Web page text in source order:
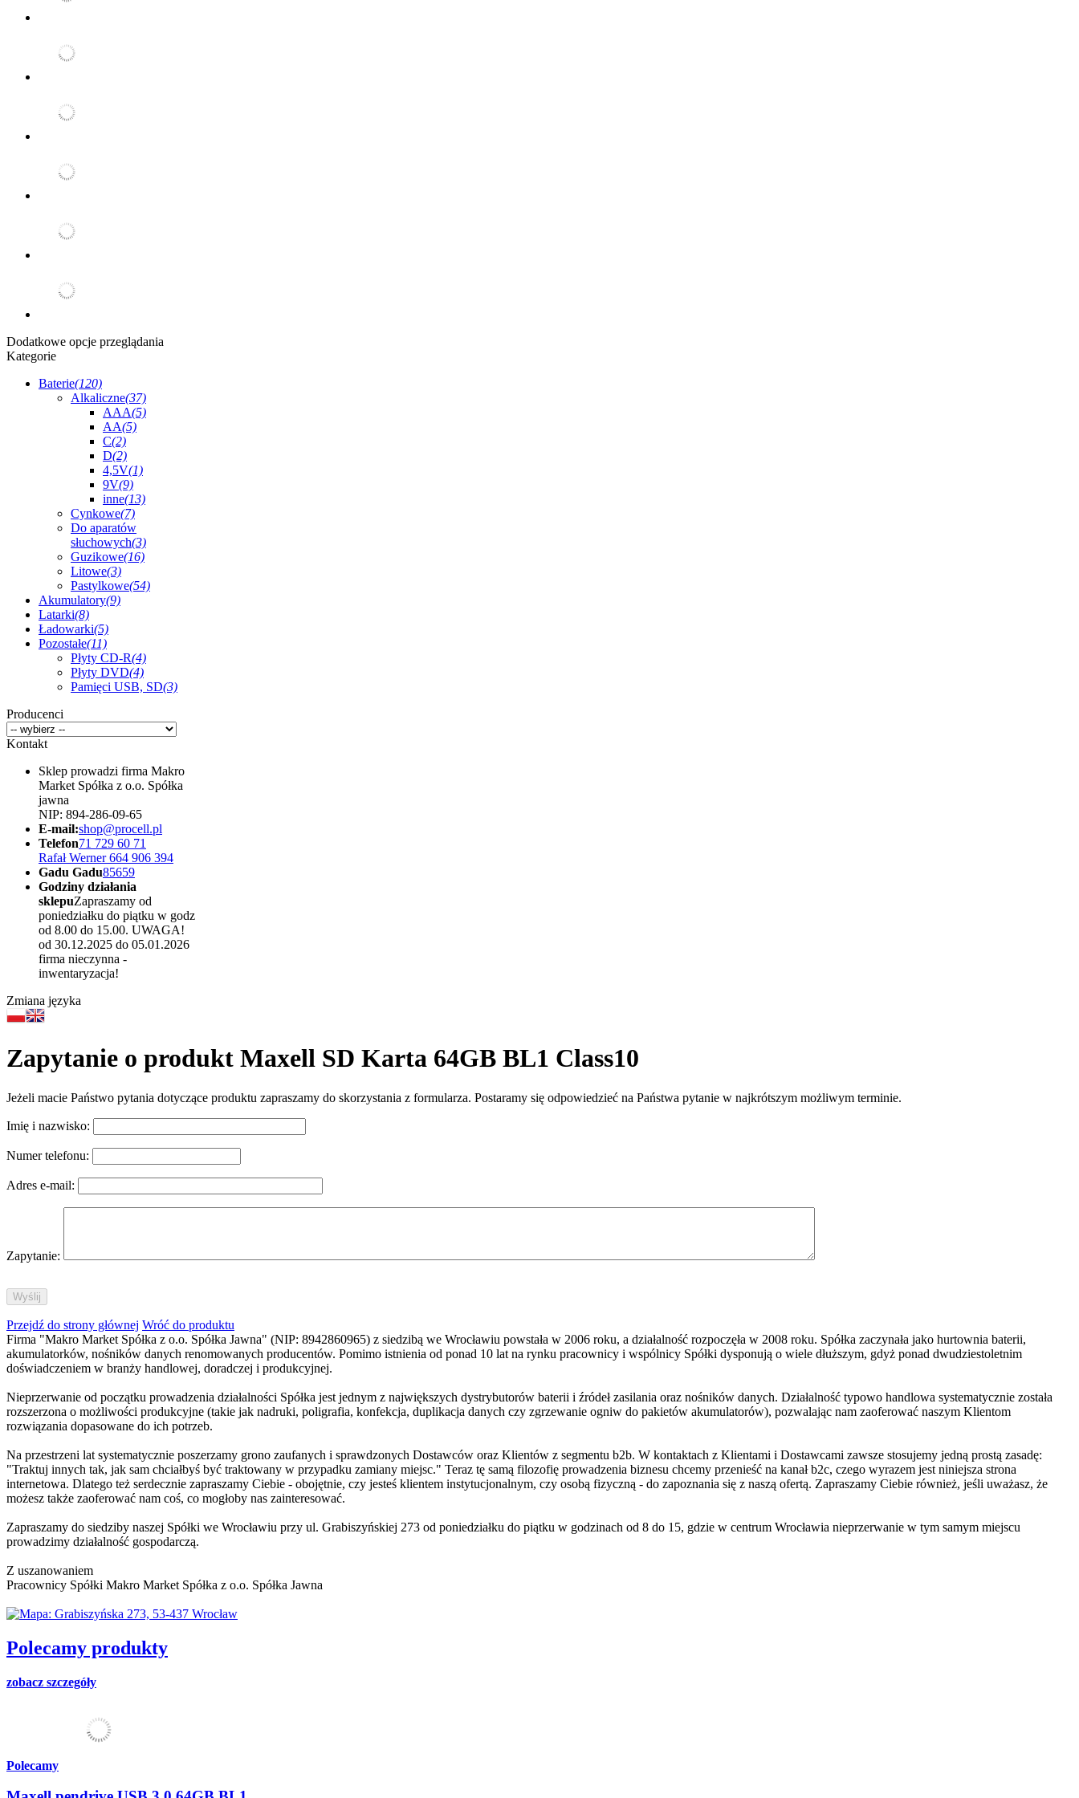
Dodatkowe opcje przeglądania
Kategorie
Baterie(120)
Alkaliczne(37)
AAA(5)
AA(5)
C(2)
D(2)
4,5V(1)
9V(9)
inne(13)
Cynkowe(7)
Do aparatów
słuchowych(3)
Guzikowe(16)
Litowe(3)
Pastylkowe(54)
Akumulatory(9)
Latarki(8)
Ładowarki(5)
Pozostałe(11)
Płyty CD-R(4)
Płyty DVD(4)
Pamięci USB, SD(3)
Producenci
Kontakt
Sklep prowadzi firma Makro
Market Spółka z o.o. Spółka
jawna
NIP: 894-286-09-65
E-mail:shop@procell.pl
Telefon71 729 60 71
Rafał Werner 664 906 394
Gadu Gadu85659
Godziny działania
sklepuZapraszamy od
poniedziałku do piątku w godz
od 8.00 do 15.00. UWAGA!
od 30.12.2025 do 05.01.2026
firma nieczynna -
inwentaryzacja!
Zmiana języka
Zapytanie o produkt Maxell SD Karta 64GB BL1 Class10
Jeżeli macie Państwo pytania dotyczące produktu zapraszamy do skorzystania z formularza. Postaramy się odpowiedzieć na Państwa pytanie w najkrótszym możliwym terminie.
Imię i nazwisko:
Numer telefonu:
Adres e-mail:
Zapytanie:
Przejdź do strony głównej Wróć do produktu
Firma "Makro Market Spółka z o.o. Spółka Jawna" (NIP: 8942860965) z siedzibą we Wrocławiu powstała w 2006 roku, a działalność rozpoczęła w 2008 roku. Spółka zaczynała jako hurtownia baterii,
akumulatorków, nośników danych renomowanych producentów. Pomimo istnienia od ponad 10 lat na rynku pracownicy i wspólnicy Spółki dysponują o wiele dłuższym, gdyż ponad dwudziestoletnim
doświadczeniem w branży handlowej, doradczej i produkcyjnej.
Nieprzerwanie od początku prowadzenia działalności Spółka jest jednym z największych dystrybutorów baterii i źródeł zasilania oraz nośników danych. Działalność typowo handlowa systematycznie została
rozszerzona o możliwości produkcyjne (takie jak nadruki, poligrafia, konfekcja, duplikacja danych czy zgrzewanie ogniw do pakietów akumulatorów), pozwalając nam zaoferować naszym Klientom
rozwiązania dopasowane do ich potrzeb.
Na przestrzeni lat systematycznie poszerzamy grono zaufanych i sprawdzonych Dostawców oraz Klientów z segmentu b2b. W kontaktach z Klientami i Dostawcami zawsze stosujemy jedną prostą zasadę:
"Traktuj innych tak, jak sam chciałbyś być traktowany w przypadku zamiany miejsc." Teraz tę samą filozofię prowadzenia biznesu chcemy przenieść na kanał b2c, czego wyrazem jest niniejsza strona
internetowa. Dlatego też serdecznie zapraszamy Ciebie - obojętnie, czy jesteś klientem instytucjonalnym, czy osobą fizyczną - do zapoznania się z naszą ofertą. Zapraszamy Ciebie również, jeśli uważasz, że
możesz także zaoferować nam coś, co mogłoby nas zainteresować.
Zapraszamy do siedziby naszej Spółki we Wrocławiu przy ul. Grabiszyńskiej 273 od poniedziałku do piątku w godzinach od 8 do 15, gdzie w centrum Wrocławia nieprzerwanie w tym samym miejscu
prowadzimy działalność gospodarczą.
Z uszanowaniem
Pracownicy Spółki Makro Market Spółka z o.o. Spółka Jawna
Polecamy produkty
zobacz szczegóły
Polecamy